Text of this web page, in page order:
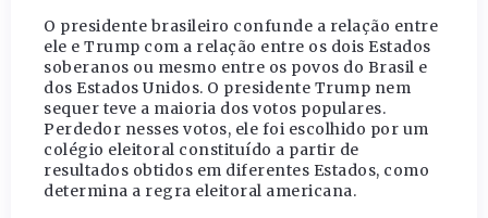
O presidente brasileiro confunde a relação entre
ele e Trump com a relação entre os dois Estados
soberanos ou mesmo entre os povos do Brasil e
dos Estados Unidos. O presidente Trump nem
sequer teve a maioria dos votos populares.
Perdedor nesses votos, ele foi escolhido por um
colégio eleitoral constituído a partir de
resultados obtidos em diferentes Estados, como
determina a regra eleitoral americana.